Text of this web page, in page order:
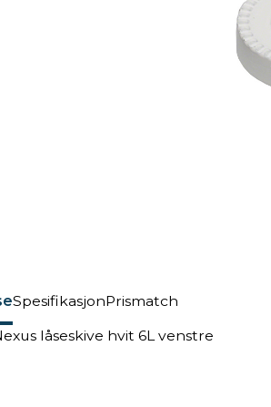
SpesifikasjonPrismatch
låseskive hvit 6L venstre